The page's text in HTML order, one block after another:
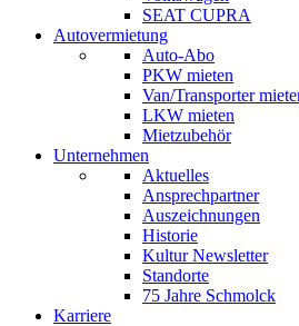
SEAT CUPRA
Autovermietung
Auto-Abo
PKW mieten
Van/Transporter
LKW mieten
Mietzubehör
Unternehmen
Aktuelles
Ansprechpartner
Auszeichnungen
Historie
Kultur Newsletter
Standorte
75 Jahre Schmolck
Karriere